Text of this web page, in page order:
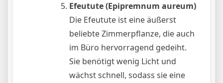
Efeutute (Epipremnum aureum)
Die Efeutute ist eine äußerst
beliebte Zimmerpflanze, die auch
im Büro hervorragend gedeiht.
Sie benötigt wenig Licht und
wächst schnell, sodass sie eine